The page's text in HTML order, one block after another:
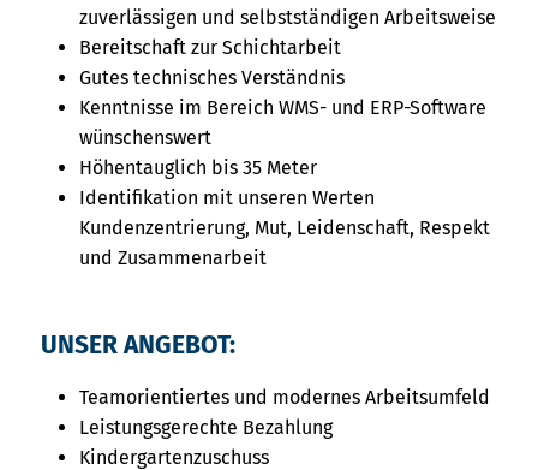
zuverlässigen und selbstständigen Arbeitsweise
Bereitschaft zur Schichtarbeit
Gutes technisches Verständnis
Kenntnisse im Bereich WMS- und ERP-Software
wünschenswert
Höhentauglich bis 35 Meter
Identifikation mit unseren Werten
Kundenzentrierung, Mut, Leidenschaft, Respekt
und Zusammenarbeit
UNSER ANGEBOT:
Teamorientiertes und modernes Arbeitsumfeld
Leistungsgerechte Bezahlung
Kindergartenzuschuss